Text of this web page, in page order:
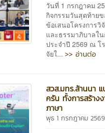
วันที่ 1 กรกฎาคม
กิจกรรมวันสุดท้าย
ข้อเสนอโครงการ
และธรรมาภิบาลใ
ประจำปี 2569 ณ โ
จัยใ...>> อ่านต่อ
สวส.มทร.ล้านนา
ครัน ทั้งการสร้าง
ภาษา
พุธ 1 กรกฎาคม 2569